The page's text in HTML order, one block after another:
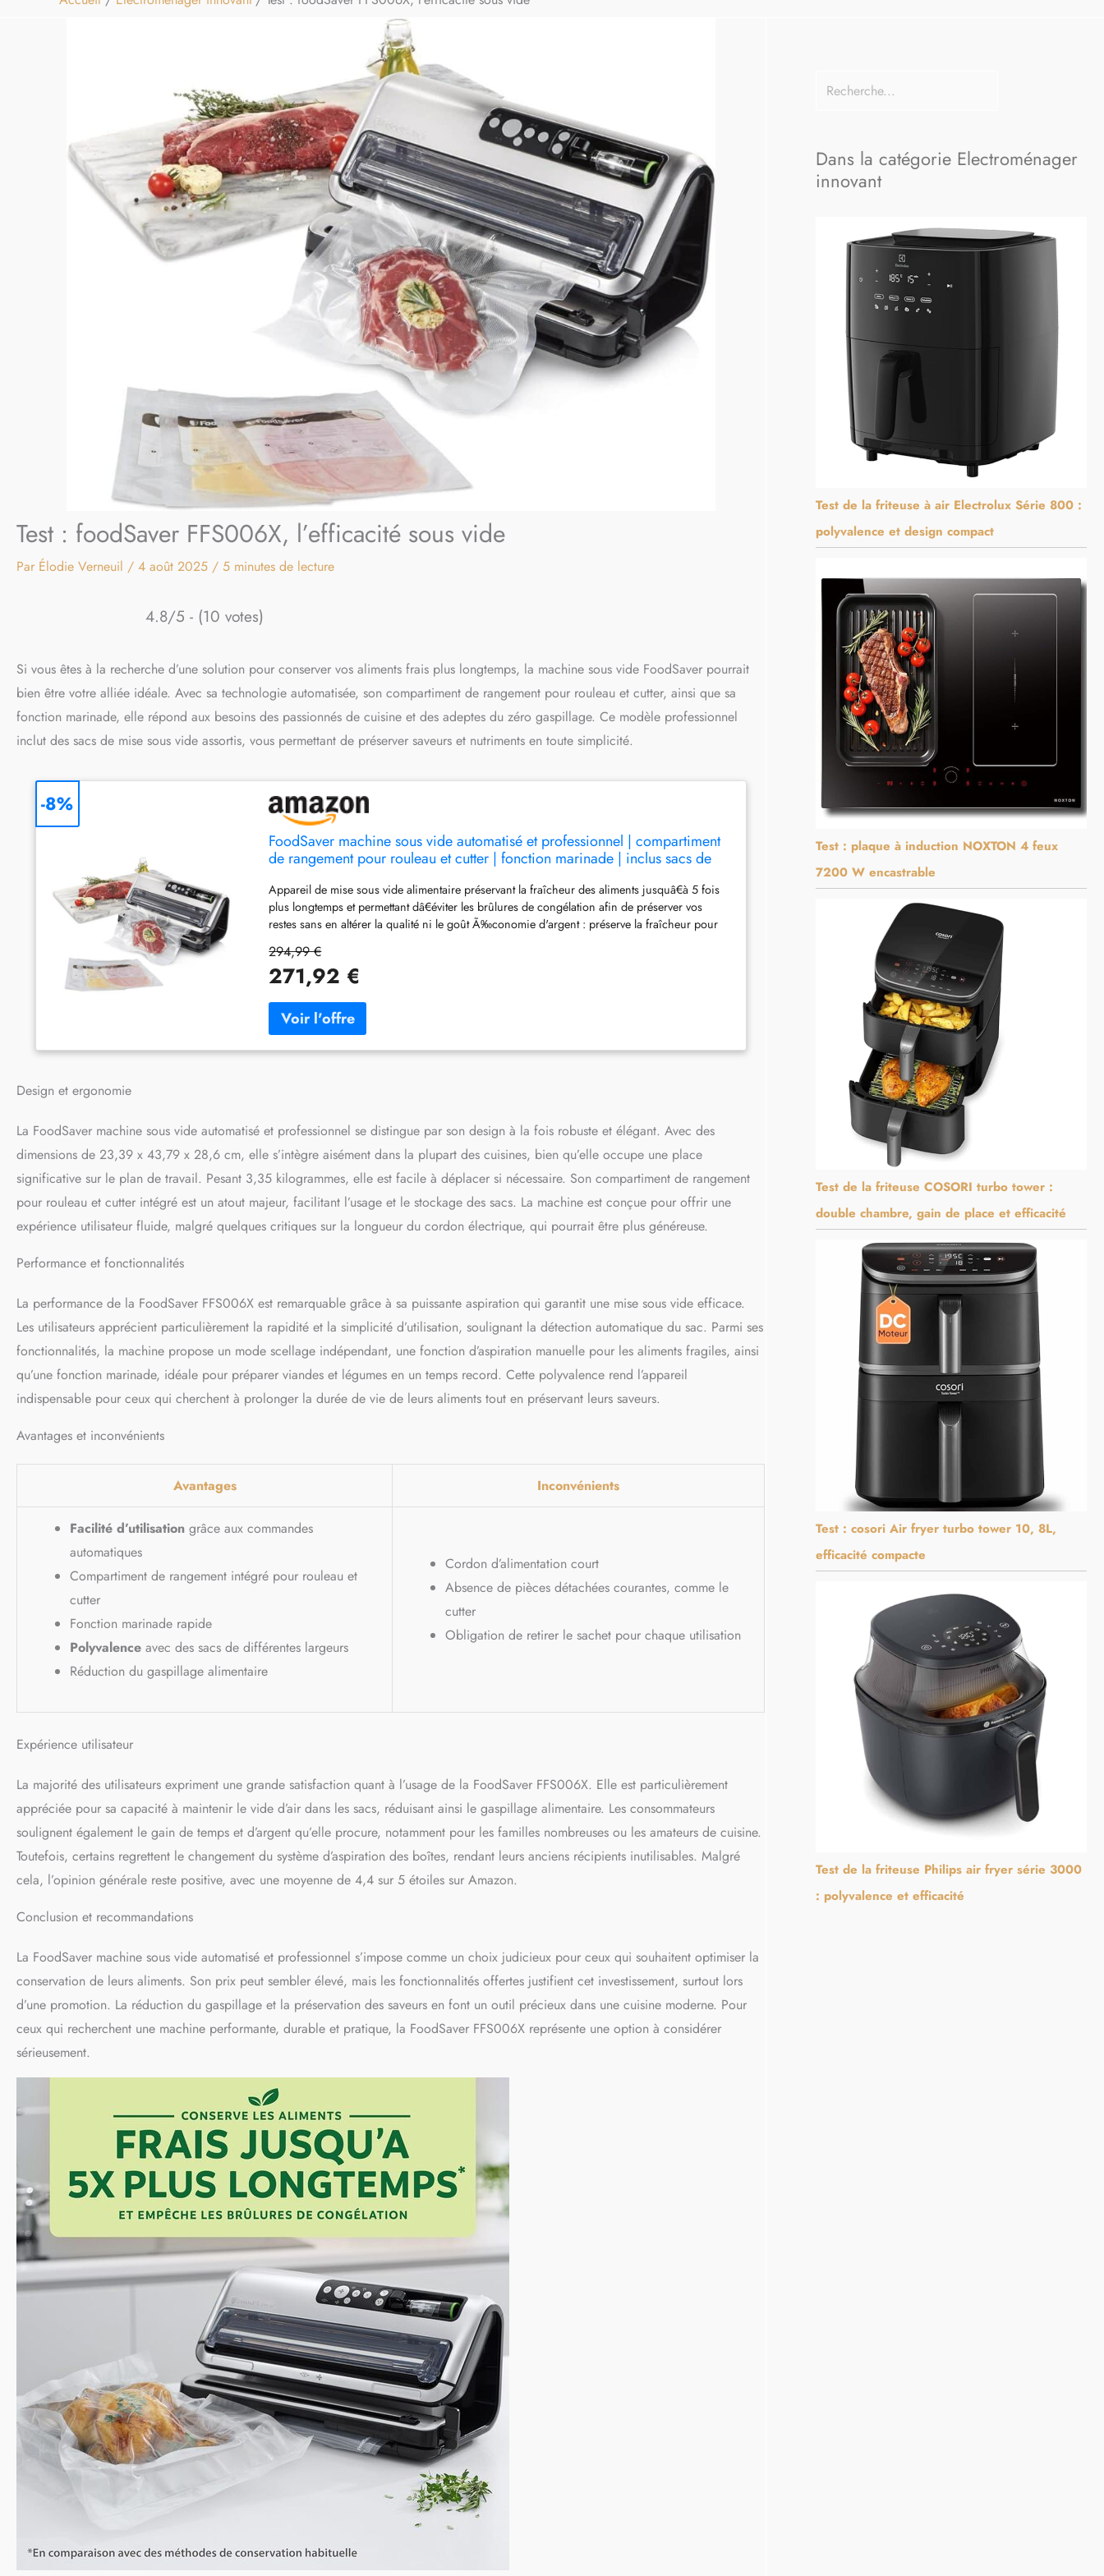
Test : foodSaver FFS006X, l’efficacité sous vide
Par Élodie Verneuil / 4 août 2025 / 5 minutes de lecture
4.8/5 - (10 votes)
Si vous êtes à la recherche d’une solution pour conserver vos aliments frais plus longtemps, la machine sous vide FoodSaver pourrait
bien être votre alliée idéale. Avec sa technologie automatisée, son compartiment de rangement pour rouleau et cutter, ainsi que sa
fonction marinade, elle répond aux besoins des passionnés de cuisine et des adeptes du zéro gaspillage. Ce modèle professionnel
inclut des sacs de mise sous vide assortis, vous permettant de préserver saveurs et nutriments en toute simplicité.
FoodSaver machine sous vide automatisé et professionnel | compartiment
de rangement pour rouleau et cutter | fonction marinade | inclus sacs de
Appareil de mise sous vide alimentaire préservant la fraîcheur des aliments jusquâ€à 5 fois
plus longtemps et permettant dâ€éviter les brûlures de congélation afin de préserver vos
restes sans en altérer la qualité ni le goût Ã‰conomie d'argent : préserve la fraîcheur pour
d'achat hebdomadaire La deuxième barre de soudure située en bas de l'appareil vous permet
de créer rapidement de nombreux sacs à partir du rouleau rangé à l'intérieur de lâ€appareil
jusqu'à 87 percent et de vous aider à réaliser des économies grce à des dépenses de
courses moins élevées Gain de temps : accessoire idéal pour la préparation des repas,
d'emballage sous vide Foodsaver pour une performance optimale Garantie 2 ans
294,99 €
271,92 €
-8%
Design et ergonomie
La FoodSaver machine sous vide automatisé et professionnel se distingue par son design à la fois robuste et élégant. Avec des
dimensions de 23,39 x 43,79 x 28,6 cm, elle s’intègre aisément dans la plupart des cuisines, bien qu’elle occupe une place
significative sur le plan de travail. Pesant 3,35 kilogrammes, elle est facile à déplacer si nécessaire. Son compartiment de rangement
pour rouleau et cutter intégré est un atout majeur, facilitant l’usage et le stockage des sacs. La machine est conçue pour offrir une
expérience utilisateur fluide, malgré quelques critiques sur la longueur du cordon électrique, qui pourrait être plus généreuse.
Performance et fonctionnalités
La performance de la FoodSaver FFS006X est remarquable grâce à sa puissante aspiration qui garantit une mise sous vide efficace.
Les utilisateurs apprécient particulièrement la rapidité et la simplicité d’utilisation, soulignant la détection automatique du sac. Parmi ses
fonctionnalités, la machine propose un mode scellage indépendant, une fonction d’aspiration manuelle pour les aliments fragiles, ainsi
qu’une fonction marinade, idéale pour préparer viandes et légumes en un temps record. Cette polyvalence rend l’appareil
indispensable pour ceux qui cherchent à prolonger la durée de vie de leurs aliments tout en préservant leurs saveurs.
Avantages et inconvénients
Avantages Inconvénients
Facilité d’utilisation grâce aux commandes
automatiques
Compartiment de rangement intégré pour rouleau et
cutter
Fonction marinade rapide
Polyvalence avec des sacs de différentes largeurs
Réduction du gaspillage alimentaire
Cordon d’alimentation court
Absence de pièces détachées courantes, comme le
cutter
Obligation de retirer le sachet pour chaque utilisation
Expérience utilisateur
La majorité des utilisateurs expriment une grande satisfaction quant à l’usage de la FoodSaver FFS006X. Elle est particulièrement
appréciée pour sa capacité à maintenir le vide d’air dans les sacs, réduisant ainsi le gaspillage alimentaire. Les consommateurs
soulignent également le gain de temps et d’argent qu’elle procure, notamment pour les familles nombreuses ou les amateurs de cuisine.
Toutefois, certains regrettent le changement du système d’aspiration des boîtes, rendant leurs anciens récipients inutilisables. Malgré
cela, l’opinion générale reste positive, avec une moyenne de 4,4 sur 5 étoiles sur Amazon.
Conclusion et recommandations
La FoodSaver machine sous vide automatisé et professionnel s’impose comme un choix judicieux pour ceux qui souhaitent optimiser la
conservation de leurs aliments. Son prix peut sembler élevé, mais les fonctionnalités offertes justifient cet investissement, surtout lors
d’une promotion. La réduction du gaspillage et la préservation des saveurs en font un outil précieux dans une cuisine moderne. Pour
ceux qui recherchent une machine performante, durable et pratique, la FoodSaver FFS006X représente une option à considérer
sérieusement.
Dans la catégorie Electroménager
innovant
Test de la friteuse à air Electrolux Série 800 :
polyvalence et design compact
Test : plaque à induction NOXTON 4 feux
7200 W encastrable
Test de la friteuse COSORI turbo tower :
double chambre, gain de place et efficacité
Test : cosori Air fryer turbo tower 10, 8L,
efficacité compacte
Test de la friteuse Philips air fryer série 3000
: polyvalence et efficacité